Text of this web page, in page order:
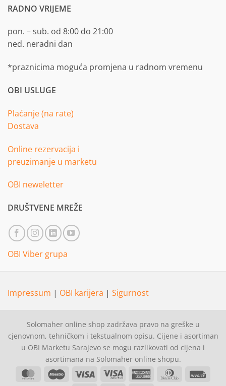
RADNO VRIJEME
pon. – sub. od 8:00 do 21:00
ned. neradni dan
*praznicima moguća promjena u radnom vremenu
OBI USLUGE
Plaćanje (na rate)
Dostava
Online rezervacija i
preuzimanje u marketu
OBI neweletter
DRUŠTVENE MREŽE
OBI Viber grupa
Impressum | OBI karijera | Sigurnost
Solomaher online shop zadržava pravo na greške u
cjenovnom, tehničkom i tekstualnom opisu. Cijene i asortiman
u OBI Marketu Sarajevo se mogu razlikovati od cijena i
asortimana na Solomaher online shopu.
MasterCardMaestro Visa
Visa
American Dinners